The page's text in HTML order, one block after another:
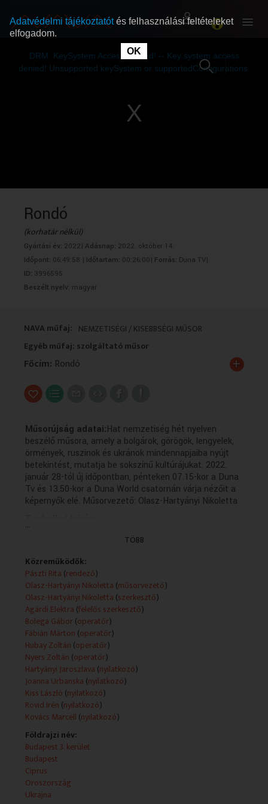
RÓLUNK
RÓLUNK
DRM: KeySystem Access Denied! -- Key system access
denied! Unsupported keySystem or supportedConfigurations.
Rondó
(korhatár nélkül)
Gyártási év: 2022| Adásnap: 2022. október 14.
Időpont: 06:49:58 | Időtartam: 00:26:00| Forrás: Duna TV|
ID: 3996595
Beszélt nyelv: magyar
NAVA műfaj: NEMZETISÉGI / KISEBBSÉGI MŰSOR
Egyéb műfaj: szolgáltató műsor
Főcím: Rondó +
Műsorújság adatai:Hat nemzetiség hét nyelven
beszélő műsora, amely a bolgárok, görögök, lengyelek,
örmények, ruszinok és ukránok mindennapjaiba nyújt
betekintést, mutatja be sokszínű kultúrájukat. 2022.
január 28-tól új időpontban, pénteken 07.15-kor a Duna
Tv és 13.50-kor a Duna World csatornán várja nézőit a
képernyők elé. Műsorvezető: Olasz-Hartyányi Nikoletta
A műsorszolgáltatói információk forrása a
Műsorszolgáltatói ismertető:
- Rondó: Budapesti Nemzetközi Könyvfesztivál
Az október 14-i adás tartalmából.
NEMZETKÖZI KÖNYVFESZTIVÁL
Immár 27. alkalommal rendezték meg szeptember
végén a Budapesti Nemzetközi Könyvfesztivált, amely
a nemzetközi könyves világ egyik kiemelkedő
eseménye, a térség meghatározó szakmai és kulturális
fóruma. A Rondó stábjával mi is kilátogattunk a
Millenárisra, hogy nemzetiségi szempontból is érdekes
kiadványokba nyújtsunk bepillantást.
Az Európai Parlament Polgári Díját vehette át Both
Miklós a Hagyományok Háza főigazgatója, zeneszerző,
az ukrán népzenei hagyományok kutatója, a Polyphony
Projekt alapítója, aki gyűjtőmunkáját több alkalommal is
bemutatta az Ördögkatlan Fesztiválon az ukrán
udvarban.
...
TÖBB
Közreműködők:
Pászti Rita (rendező)
Olasz-Hartyányi Nikoletta (műsorvezető)
Olasz-Hartyányi Nikoletta (szerkesztő)
Agárdi Elektra (felelős szerkesztő)
Bolega Gábor(operatőr)
Fábián Márton (operatőr)
Hubay Zoltán (operatőr)
Nyers Zoltán (operatőr)
Hartyányi Jaroszlava (nyilatkozó)
Joanna Urbanska (nyilatkozó)
Kiss László (nyilatkozó)
Rövid Irén (nyilatkozó)
Kovács Marcell (nyilatkozó)
Földrajzi név:
Budapest 3. kerület
Budapest
Ciprus
Oroszország
Ukrajna
Adatvédelmi tájékoztatótés felhasználási feltételeket
elfogadom.
OK